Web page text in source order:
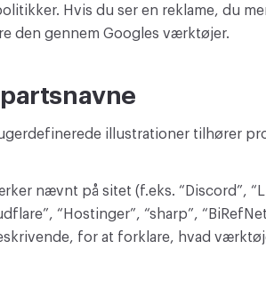
Hvis du ser en reklame, du
den gennem Googles værktøjer.
illustrationer tilhører
nævnt på sitet (f.eks. “Discord”,
“Hostinger”, “sharp”,
for at forklare, hvad